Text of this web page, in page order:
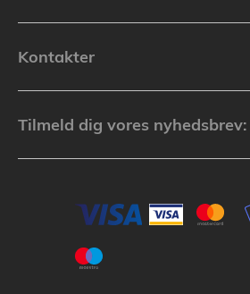
Kontakter
Tilmeld dig vores nyhedsbrev: